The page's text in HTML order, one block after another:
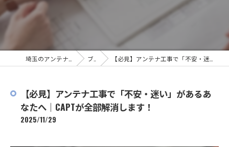
ブログ 【必見】アンテナ工事で「不安・迷い」があるあなたへ｜CAPTが全部解消します！
【必見】アンテナ工事で「不安・迷い」があるあ
なたへ｜CAPTが全部解消します！
2025/11/29